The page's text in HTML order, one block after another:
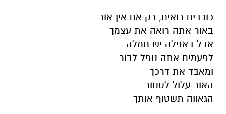
כוכבים רואים, רק אם אין אור
באור אתה רואה את עצמך
אבל באפלה יש חמלה
לפעמים אתה נופל לבור
ומאבד את דרכך
האור עלול לסנוור
הגאווה תשטוף אותך